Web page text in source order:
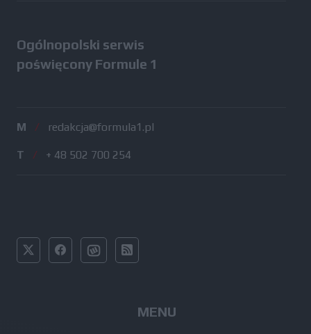
Ogólnopolski serwis
poświęcony Formule 1
M / redakcja@formula1.pl
T / + 48 502 700 254
MENU